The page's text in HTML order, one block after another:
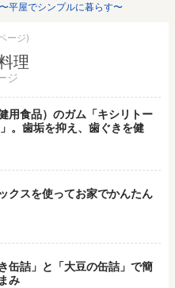
平屋でシンプルに暮らす〜
ージ)
理
ジ
用食品）のガム「キシリトー
。歯垢を抑え、歯ぐきを健
クスを使ってお家でかんたん
缶詰」と「大豆の缶詰」で簡
み